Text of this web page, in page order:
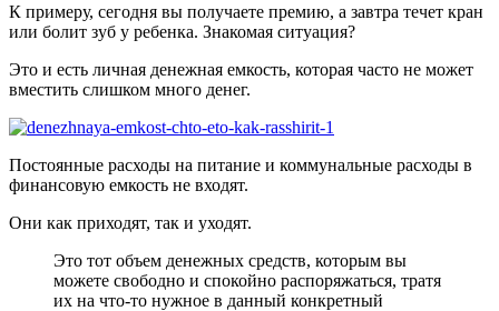
К примеру, сегодня вы получаете премию, а завтра течет кран
или болит зуб у ребенка. Знакомая ситуация?
Это и есть личная денежная емкость, которая часто не может
вместить слишком много денег.
Постоянные расходы на питание и коммунальные расходы в
финансовую емкость не входят.
Они как приходят, так и уходят.
Это тот объем денежных средств, которым вы
можете свободно и спокойно распоряжаться, тратя
их на что-то нужное в данный конкретный